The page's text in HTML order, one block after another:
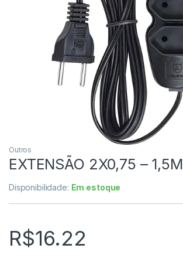
Outros
EXTENSÃO 2X0,75 – 1,5M
Disponibilidade: Em estoque
R$16.22